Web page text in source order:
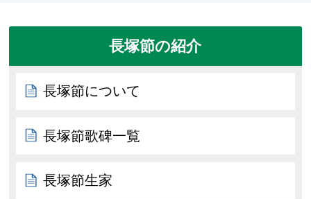
長塚節の紹介
長塚節について
長塚節歌碑一覧
長塚節生家